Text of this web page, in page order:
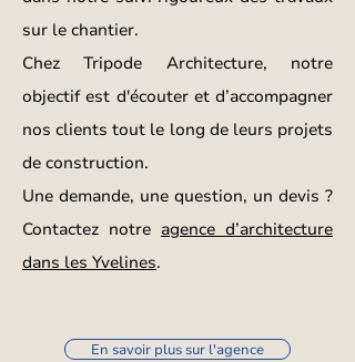
sur le chantier.
Chez Tripode Architecture, notre
objectif est d'écouter et d’accompagner
nos clients tout le long de leurs projets
de construction.
Une demande, une question, un devis ?
Contactez notre agence d’architecture
dans les Yvelines.
En savoir plus sur l'agence